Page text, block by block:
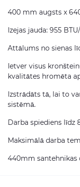
400 mm augsts x
Izejas jauda: 955
Attālums no sienas
Ietver visus
kvalitātes hromēta
Izstrādāts tā, lai to
sistēmā.
Darba spiediens līdz
Maksimālā darba
440mm santehnikas